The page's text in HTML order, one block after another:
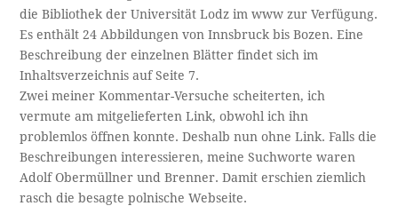
die Bibliothek der Universität Lodz im www zur Verfügung.
Es enthält 24 Abbildungen von Innsbruck bis Bozen. Eine
Beschreibung der einzelnen Blätter findet sich im
Inhaltsverzeichnis auf Seite 7.
Zwei meiner Kommentar-Versuche scheiterten, ich
vermute am mitgelieferten Link, obwohl ich ihn
problemlos öffnen konnte. Deshalb nun ohne Link. Falls die
Beschreibungen interessieren, meine Suchworte waren
Adolf Obermüllner und Brenner. Damit erschien ziemlich
rasch die besagte polnische Webseite.